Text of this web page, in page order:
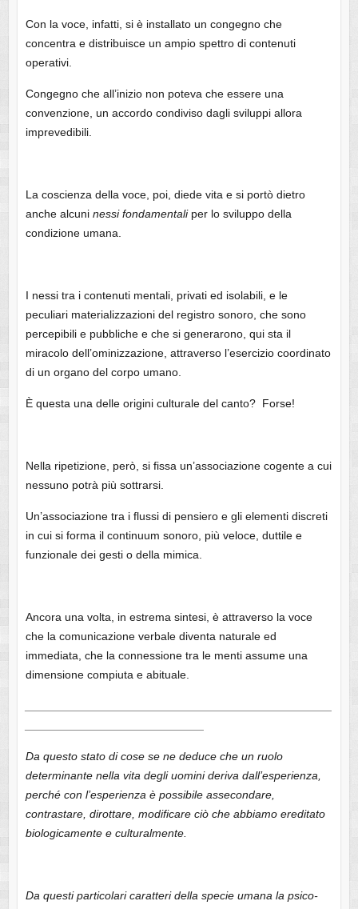
Con la voce, infatti, si è installato un congegno che
concentra e distribuisce un ampio spettro di contenuti
operativi.
Congegno che all’inizio non poteva che essere una
convenzione, un accordo condiviso dagli sviluppi allora
imprevedibili.
La coscienza della voce, poi, diede vita e si portò dietro
anche alcuni nessi fondamentaliper lo sviluppo della
condizione umana.
I nessi tra i contenuti mentali, privati ed isolabili, e le
peculiari materializzazioni del registro sonoro, che sono
percepibili e pubbliche e che si generarono, qui sta il
miracolo dell’ominizzazione, attraverso l’esercizio coordinato
di un organo del corpo umano.
È questa una delle origini culturale del canto? Forse!
Nella ripetizione, però, si fissa un’associazione cogente a cui
nessuno potrà più sottrarsi.
Un’associazione tra i flussi di pensiero e gli elementi discreti
in cui si forma il continuum sonoro, più veloce, duttile e
funzionale dei gesti o della mimica.
Ancora una volta, in estrema sintesi, è attraverso la voce
che la comunicazione verbale diventa naturale ed
immediata, che la connessione tra le menti assume una
dimensione compiuta e abituale.
Da questo stato di cose se ne deduce che un ruolo
determinante nella vita degli uomini deriva dall’esperienza,
perché con l’esperienza è possibile assecondare,
contrastare, dirottare, modificare ciò che abbiamo ereditato
biologicamente e culturalmente.
Da questi particolari caratteri della specie umana la psico-